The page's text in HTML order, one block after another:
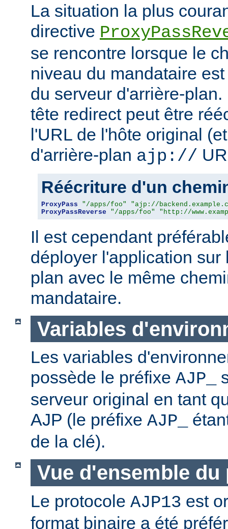
La situation la plus
directive
se rencontre lorsque le
niveau du mandataire
du serveur d'arrière-
tête redirect peut être
l'URL de l'hôte original
d'arrière-plan ajp://
Réécriture d'un
ProxyPass "/apps/foo"
"ajp://
ProxyPassReverse
"/apps/foo" "http://
Il est cependant
déployer l'application sur
plan avec le même
mandataire.
Variables
Les variables
possède le préfixe AJP_
serveur original en tant
AJP (le préfixe AJP_
de la clé).
Vue d'ensemble
Le protocole AJP13 est
format binaire a été